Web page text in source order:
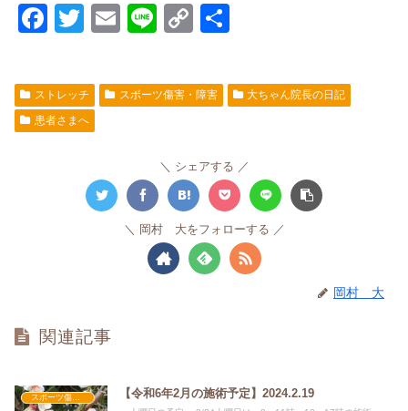
F
c
e
b
T
tt
er
E
ail
Li
e
C
p
y
n
k
ストレッチ スポーツ傷害・障害
大ちゃん院長の日記
患者さまへ
シェアする
岡村 大をフォローする
岡村 大
関連記事
スポーツ傷害・障害 【令和6年2月の施術予定】2024.2.19